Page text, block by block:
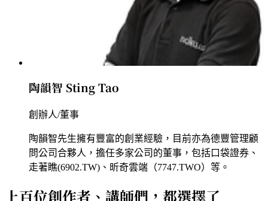
陶韻智 Sting Tao
創辦人/董事
陶韻智先生擁有豐富的創業經驗，目前亦為德豐管理顧
問公司合夥人，擔任多家公司的董事，包括口袋證券、
走著瞧(6902.TW)、昕奇雲端（7747.TWO）等。
上百位創作者、講師們，都選擇了